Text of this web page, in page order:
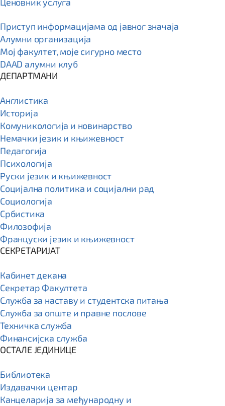
Приступ информацијама од јавног значаја
Алумни организација
Мој факултет, моје сигурно место
DAAD алумни клуб
ДЕПАРТМАНИ
Англистика
Историја
Комуникологија и новинарство
Немачки језик и књижевност
Педагогија
Психологија
Руски језик и књижевност
Социјална политика и социјални рад
Социологија
Србистика
Филозофија
Француски језик и књижевност
СЕКРЕТАРИЈАТ
Кабинет декана
Секретар Факултета
Служба за наставу и студентска питања
Служба за опште и правне послове
Техничка служба
Финансијска служба
ОСТАЛЕ ЈЕДИНИЦЕ
Библиотека
Издавачки центар
Канцеларија за међународну и